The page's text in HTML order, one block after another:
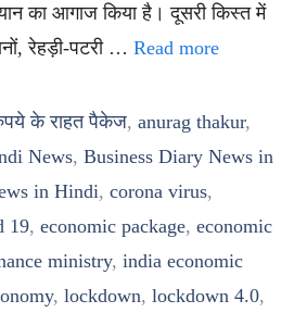
का आगाज किया है। दूसरी किस्त में
रेहड़ी-पटरी … Read more
के राहत पैकेज, anurag thakur,
News, Business Diary News in
in Hindi, corona virus,
19, economic package, economic
ministry, india economic
, lockdown, lockdown 4.0,